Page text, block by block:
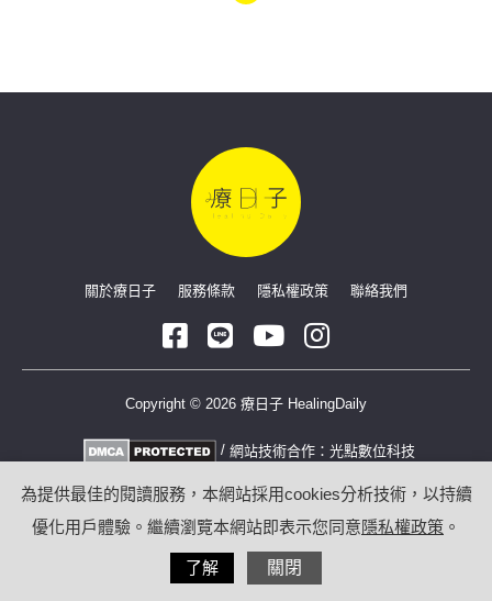
關於療日子 服務條款 隱私權政策 聯絡我們
Copyright © 2026 療日子 HealingDaily
/ 網站技術合作： 光點數位科技
為提供最佳的閱讀服務，本網站採用cookies分析技術，以持續
優化用戶體驗。繼續瀏覽本網站即表示您同意隱私權政策 。
了解 關閉